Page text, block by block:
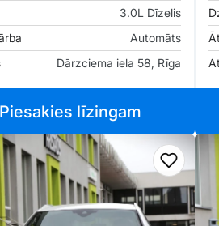
3.0L Dīzelis
Automāts
Dārzciema iela 58, Rīga
Piesakies līzingam